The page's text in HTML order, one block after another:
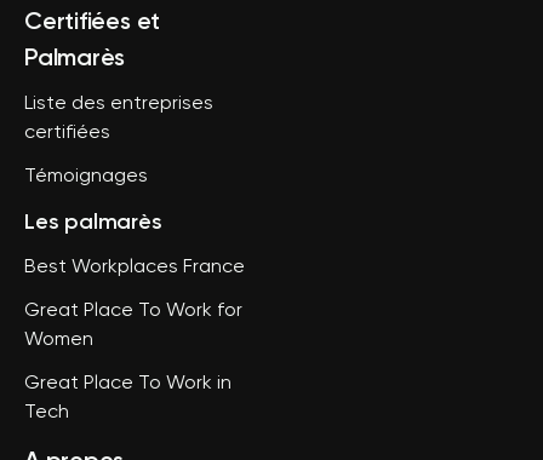
Certifiées et
Palmarès
Liste des entreprises
certifiées
Témoignages
Les palmarès
Best Workplaces France
Great Place To Work for
Women
Great Place To Work in
Tech